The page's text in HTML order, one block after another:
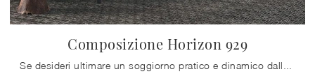
Composizione Horizon 929